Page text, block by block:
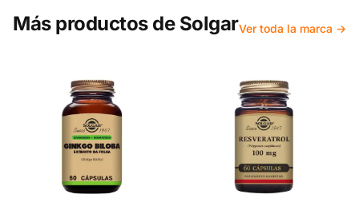
Más productos de SolgarVer toda la marca →